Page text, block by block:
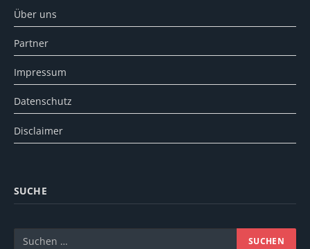
Über uns
Partner
Impressum
Datenschutz
Disclaimer
SUCHE